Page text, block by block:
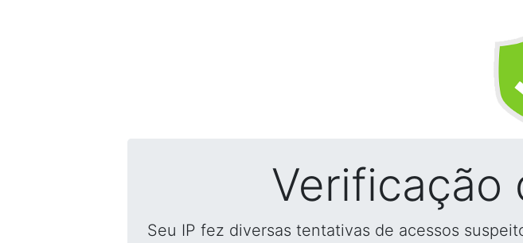
Verificação
Seu IP fez diversas tentativas de acessos